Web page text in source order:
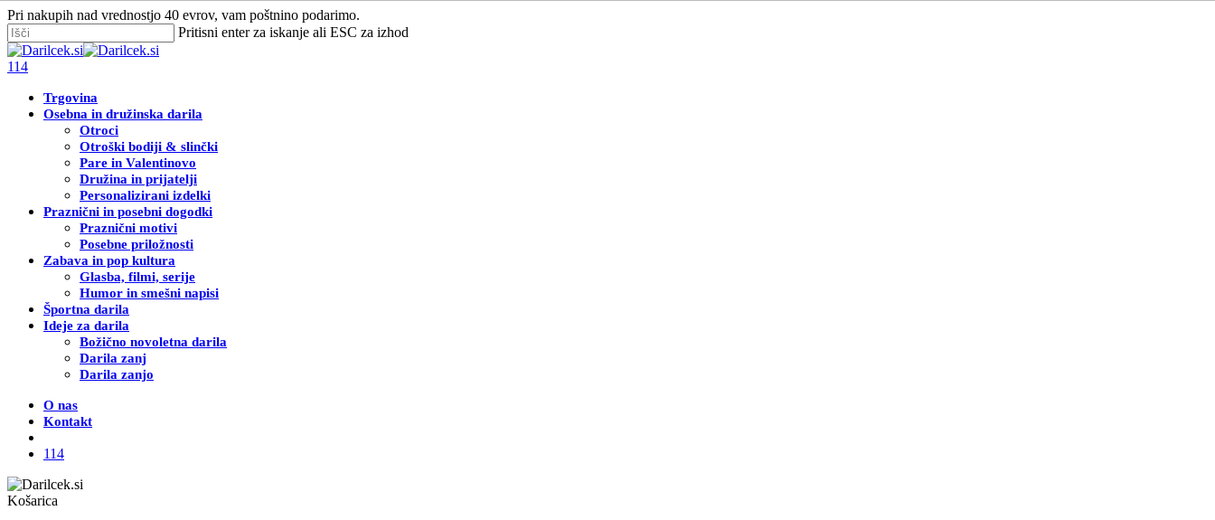
Skip
to
main
content
Pri nakupih nad vrednostjo 40 evrov, vam poštnino podarimo.
Pritisni enter za iskanje ali ESC za izhod
Zapri
iskanje
Išči
114
Trgovina
Osebna in družinska darila
Otroci
Otroški bodiji & slinčki
Pare in Valentinovo
Družina in prijatelji
Personalizirani izdelki
Praznični in posebni dogodki
Praznični motivi
Posebne priložnosti
Zabava in pop kultura
Glasba, filmi, serije
Humor in smešni napisi
Športna darila
Ideje za darila
Božično novoletna darila
Darila zanj
Darila zanjo
O nas
Kontakt
114
Košarica